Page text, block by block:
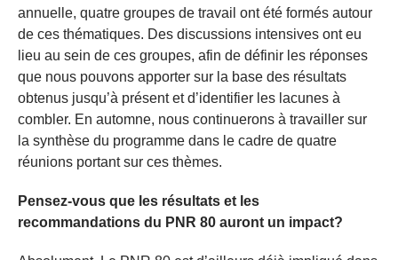
annuelle, quatre groupes de travail ont été formés autour
de ces thématiques. Des discussions intensives ont eu
lieu au sein de ces groupes, afin de définir les réponses
que nous pouvons apporter sur la base des résultats
obtenus jusqu’à présent et d’identifier les lacunes à
combler. En automne, nous continuerons à travailler sur
la synthèse du programme dans le cadre de quatre
réunions portant sur ces thèmes.
Pensez-vous que les résultats et les
recommandations du PNR 80 auront un impact?